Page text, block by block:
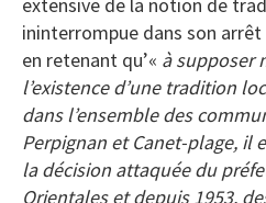
extensive de la notion de
ininterrompue dans son
en retenant qu’« à supposer
l’existence d’une tradition
dans l’ensemble des
Perpignan et Canet-plage, il
la décision attaquée du
Orientales et depuis 1953,